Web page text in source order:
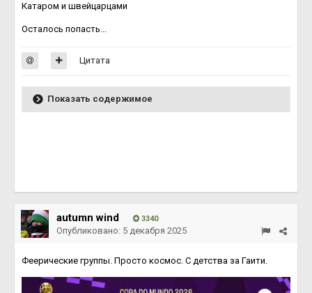
Катаром и швейцарцами
Осталось попасть...
Цитата
Показать содержимое
autumn wind 3340
Опубликовано: 5 декабря 2025
Феерические группы. Просто космос. С детства за Гаити.